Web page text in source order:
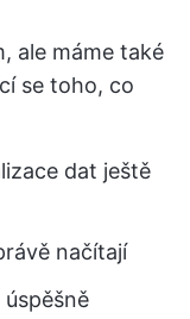
ale máme také
se toho, co
dat ještě
načítají